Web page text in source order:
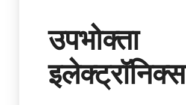
उपभोक्ता
इलेक्ट्रॉनिक्स